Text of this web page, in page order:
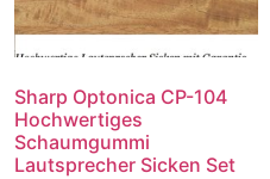
Sharp Optonica CP-104
Hochwertiges
Schaumgummi
Lautsprecher Sicken Set